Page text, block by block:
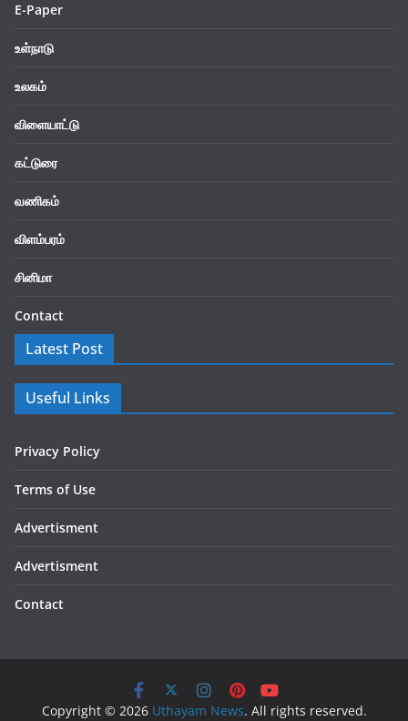
E-Paper
உள்நாடு
உலகம்
விளையாட்டு
கட்டுரை
வணிகம்
விளம்பரம்
சினிமா
Contact
Latest Post
Useful Links
Privacy Policy
Terms of Use
Advertisment
Advertisment
Contact
Copyright © 2026 Uthayam News. All rights reserved.